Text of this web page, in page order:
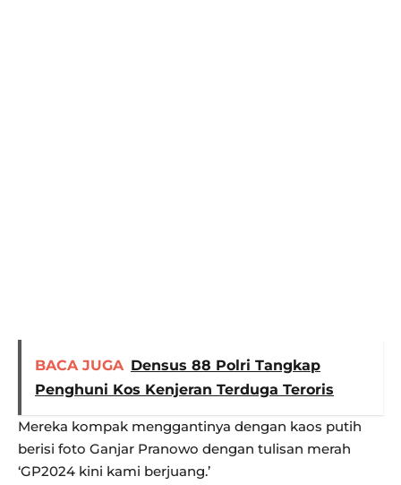
BACA JUGA Densus 88 Polri Tangkap
Penghuni Kos Kenjeran Terduga Teroris
Mereka kompak menggantinya dengan kaos putih
berisi foto Ganjar Pranowo dengan tulisan merah
‘GP2024 kini kami berjuang.’